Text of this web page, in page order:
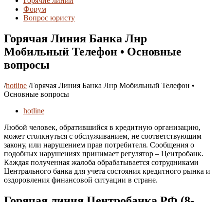
Форум
Вопрос юристу
Горячая Линия Банка Лнр
Мобильный Телефон • Основные
вопросы
/hotline /Горячая Линия Банка Лнр Мобильный Телефон •
Основные вопросы
hotline
Любой человек, обратившийся в кредитную организацию,
может столкнуться с обслуживанием, не соответствующим
закону, или нарушением прав потребителя. Сообщения о
подобных нарушениях принимает регулятор – Центробанк.
Каждая полученная жалоба обрабатывается сотрудниками
Центрального банка для учета состояния кредитного рынка и
оздоровления финансовой ситуации в стране.